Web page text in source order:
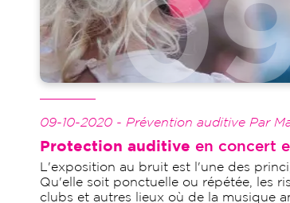
09-10-2020 - Prévention auditive Par
Protection auditive en concert
L'exposition au bruit est l'une des
Qu'elle soit ponctuelle ou répétée, les
clubs et autres lieux où de la musique